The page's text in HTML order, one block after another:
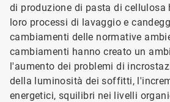
di produzione di pasta di
loro processi di lavaggio e
cambiamenti delle normative
cambiamenti hanno creato un
l'aumento dei problemi di
della luminosità dei soffitti,
energetici, squilibri nei livelli